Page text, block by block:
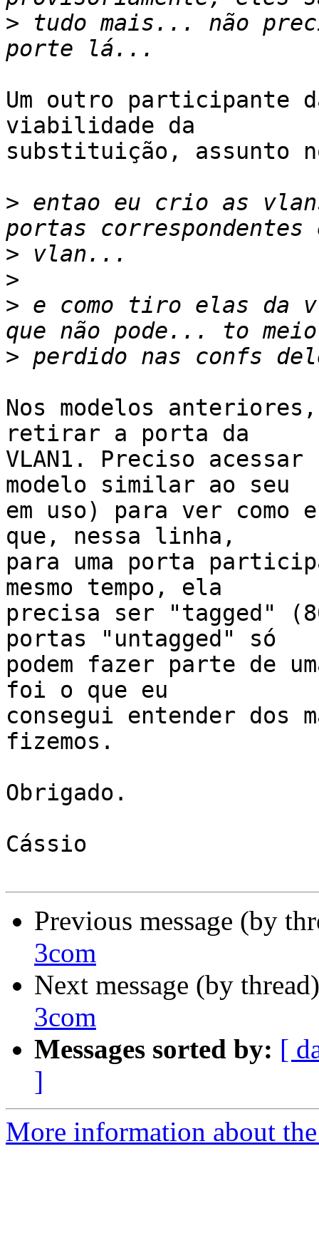
> tudo mais... não
Um outro participante
viabilidade da
substituição, assunto
> entao eu crio as
>
>
> e como tiro elas da
>
Nos modelos
retirar a porta da
VLAN1. Preciso acessar
modelo similar ao seu
em uso) para ver como
que, nessa linha,
para uma porta
mesmo tempo, ela
precisa ser "tagged"
portas "untagged" só
podem fazer parte de
foi o que eu
consegui entender dos
fizemos.
Obrigado.
Cássio
Previous message (by
3com
Next message (by
3com
Messages sorted by: [
]
More information about